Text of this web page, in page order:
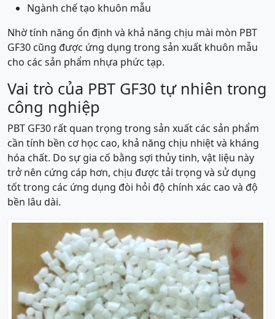
Ngành chế tạo khuôn mẫu
Nhờ tính năng ổn định và khả năng chịu mài mòn PBT
GF30 cũng được ứng dụng trong sản xuất khuôn mẫu
cho các sản phẩm nhựa phức tạp.
Vai trò của PBT GF30 tự nhiên trong
công nghiệp
PBT GF30 rất quan trọng trong sản xuất các sản phẩm
cần tính bền cơ học cao, khả năng chịu nhiệt và kháng
hóa chất. Do sự gia cố bằng sợi thủy tinh, vật liệu này
trở nên cứng cáp hơn, chịu được tải trọng và sử dụng
tốt trong các ứng dụng đòi hỏi độ chính xác cao và độ
bền lâu dài.